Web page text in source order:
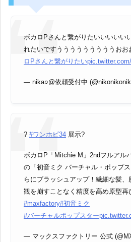
ボカロPさんと繋がりたいいいいい
れたいですうううううううううおお
ロPさんと繋がりたい
— nika○@依頼受付中
? #ワンホビ34 展示?
ボカロP「Mitchie M」2ndフルアル
の「初音ミク バーチャル・ポップ
らにブラッシュアップ！繊細な髪
観を崩すことなく精度を高め原型再
#maxfactory#初音ミク
#バーチャルポップスター
— マックスファクトリー 公式